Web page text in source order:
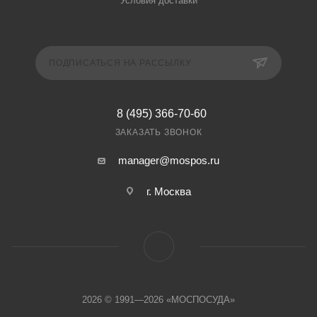
8 (495) 366-70-60
ЗАКАЗАТЬ ЗВОНОК
manager@mospos.ru
г. Москва
2026 © 1991—2026 «МОСПОСУДА»